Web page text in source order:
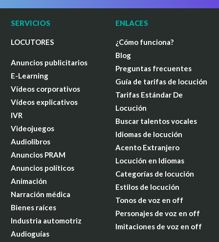
SERVICIOS
LOCUTORES
Anuncios publicitarios
E-Learning
Vídeos corporativos
Vídeos explicativos
IVR
Videojuegos
Audiolibros
Anuncios PRAM
Anuncios políticos
Animación
Narración médica
Bienes raíces
Industria automotriz
Audioguías
ENLACES
¿Cómo funciona?
Blog
Preguntas frecuentes
Guía de tarifas de locución
Tarifas Estándar De
Locución
Buscar talentos vocales
Idiomas de locución
Acento Extranjero
Locución en Idiomas
Categorías de locución
Estilos de locución
Tonos de voz en off
Personajes de voz en off
Imitaciones de voz en off